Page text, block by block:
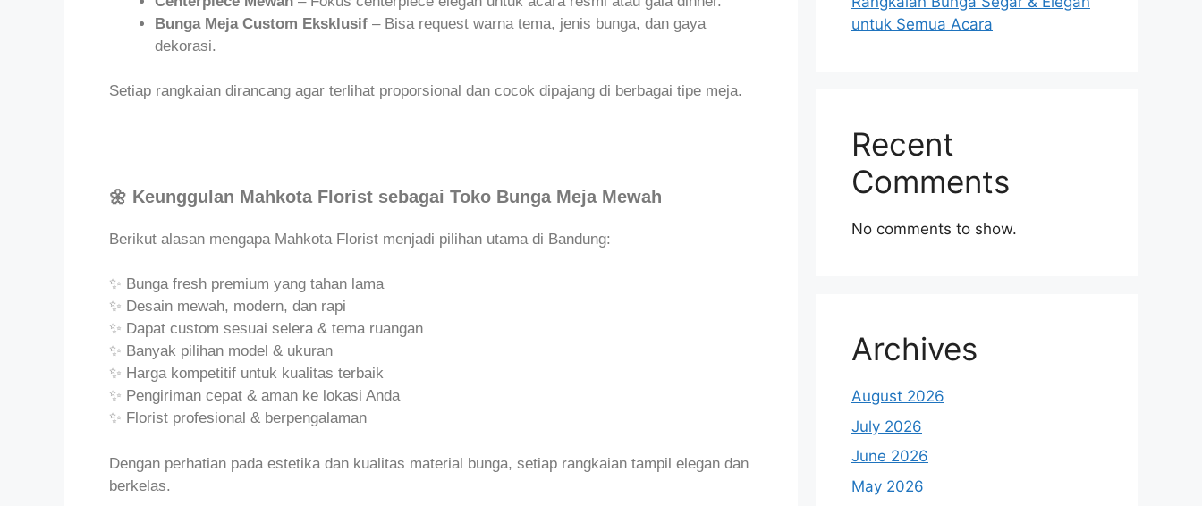
Bunga Meja Custom Eksklusif – Bisa request warna tema, jenis bunga, dan gaya
dekorasi.
Setiap rangkaian dirancang agar terlihat proporsional dan cocok dipajang di berbagai tipe meja.
🌼 Keunggulan Mahkota Florist sebagai Toko Bunga Meja Mewah
Berikut alasan mengapa Mahkota Florist menjadi pilihan utama di Bandung:
✨ Bunga fresh premium yang tahan lama
✨ Desain mewah, modern, dan rapi
✨ Dapat custom sesuai selera & tema ruangan
✨ Banyak pilihan model & ukuran
✨ Harga kompetitif untuk kualitas terbaik
✨ Pengiriman cepat & aman ke lokasi Anda
✨ Florist profesional & berpengalaman
Dengan perhatian pada estetika dan kualitas material bunga, setiap rangkaian tampil elegan dan
berkelas.
untuk Semua Acara
Recent
Comments
No comments to show.
Archives
August 2026
July 2026
June 2026
May 2026